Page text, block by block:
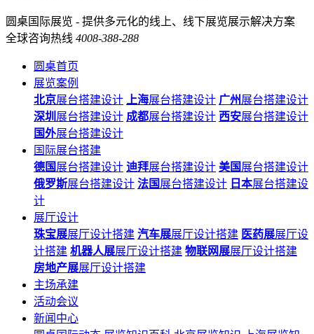
圆桌国际展览 - 提供多元化的线上、线下展览展示解决方案
全球咨询热线 4008-388-288
圆桌首页
展览案例
北京展台搭建设计 上海展台搭建设计 广州展台搭建设计
深圳 展台搭建设计 成都展台搭建设计 西安展台搭建设计
国外展台搭建设计
国际展台搭建
德国 展台搭建设计 迪拜展台搭建设计 美国 展台搭建设计
俄罗斯展台搭建设计 法国 展台搭建设计 日本展台搭建设
计
展厅设计
珠宝展展厅设计搭建 汽车展展厅设计搭建 医药展展厅设
计搭建 机器人展展厅设计搭建 物联网展展厅设计搭建
房地产展展厅设计搭建
主场承建
活动会议
新闻中心